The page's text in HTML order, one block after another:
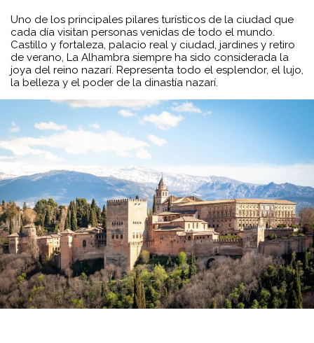
Uno de los principales pilares turísticos de la ciudad que
cada día visitan personas venidas de todo el mundo.
Castillo y fortaleza, palacio real y ciudad, jardines y retiro
de verano, La Alhambra siempre ha sido considerada la
joya del reino nazarí. Representa todo el esplendor, el lujo,
la belleza y el poder de la dinastía nazarí.